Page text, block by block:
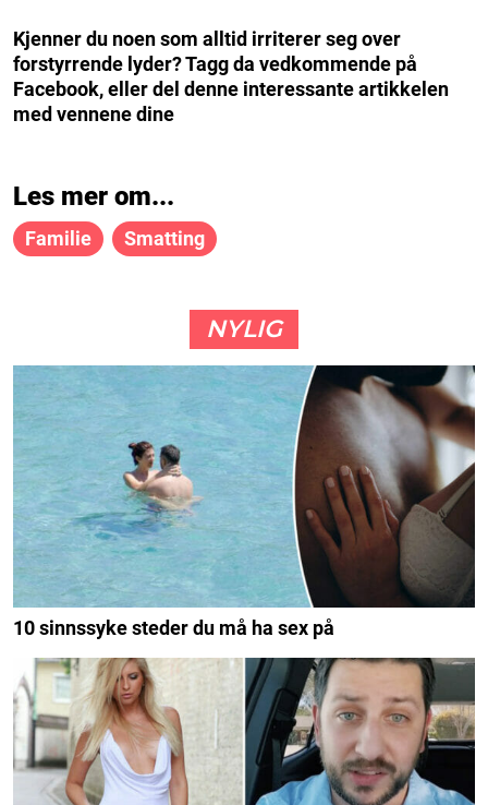
Kjenner du noen som alltid irriterer seg over
forstyrrende lyder? Tagg da vedkommende på
Facebook, eller del denne interessante artikkelen
med vennene dine
Les mer om...
Familie Smatting
NYLIG
10 sinnssyke steder du må ha sex på